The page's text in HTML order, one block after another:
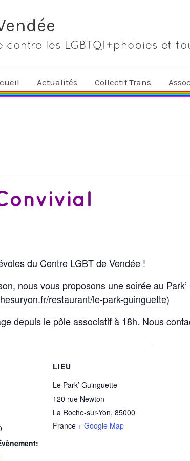
les LGBTQI+phobies et
Actualités Collectif Trans
du Centre LGBT de Vendée !
nous vous proposons une soirée au
restaurant/le-park-guinguette)
depuis le pôle associatif à 18h. Nous
LIEU
Le Park’ Guinguette
120 rue Newton
La Roche-sur-Yon, 85000
France + Google Map